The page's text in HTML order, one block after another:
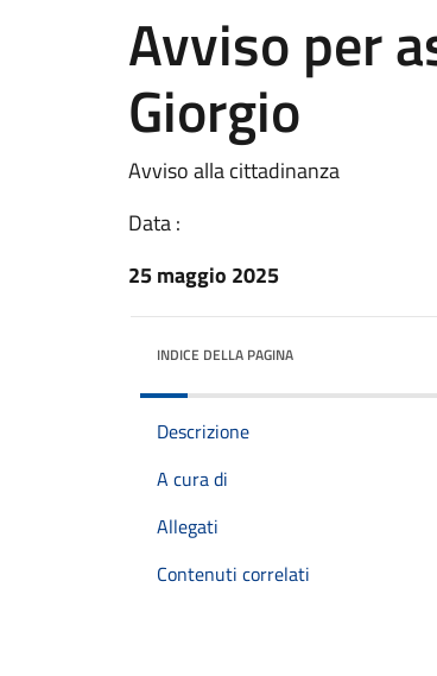
Avviso per
Giorgio
Avviso alla cittadinanza
Data :
25 maggio 2025
INDICE DELLA PAGINA
Descrizione
A cura di
Allegati
Contenuti correlati